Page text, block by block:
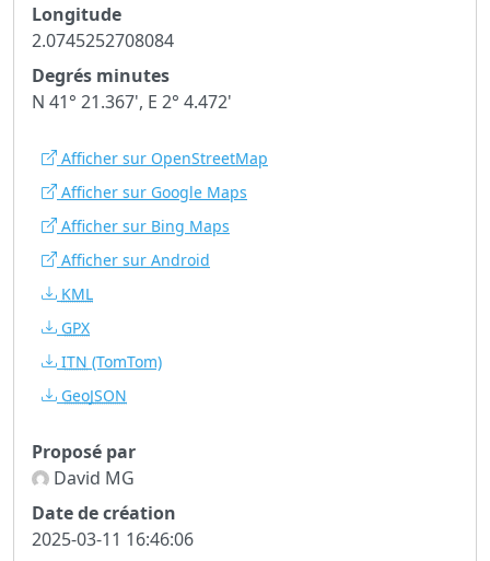
Longitude
2.0745252708084
Degrés minutes
N 41° 21.367', E 2° 4.472'
Afficher sur OpenStreetMap
Afficher sur Google Maps
Afficher sur Bing Maps
Afficher sur Android
KML
GPX
ITN (TomTom)
GeoJSON
Proposé par
David MG
Date de création
2025-03-11 16:46:06